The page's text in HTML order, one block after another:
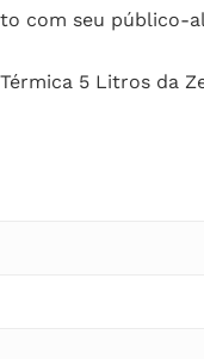
com seu público-
5 Litros da